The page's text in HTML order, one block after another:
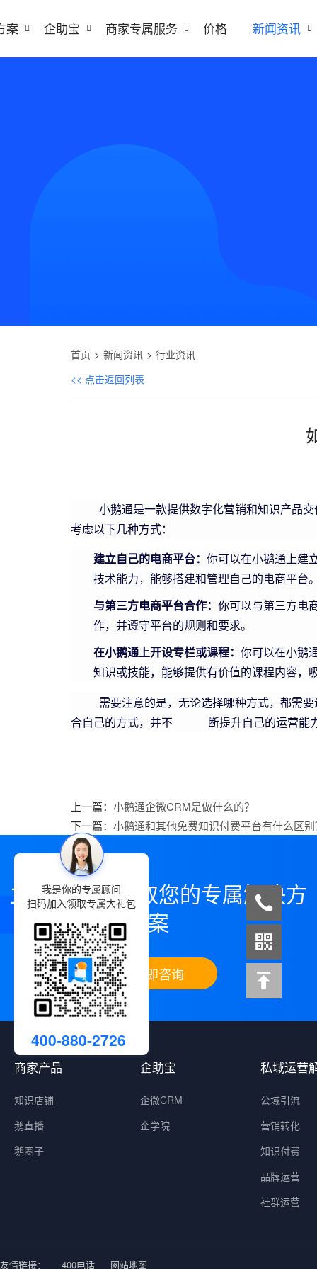
案 企助宝 商家专属服务 价格 新闻资讯
首页 新闻资讯
行业资讯
<< 点击返回列表
小鹅通是一款提供数字化营销和知识产品交
考虑以下几种方式：
建立自己的电商平台： 你可以在小鹅通上建
技术能力，能够搭建和管理自己的电商平台
与第三方电商平台合作： 你可以与第三方电
作，并遵守平台的规则和要求。
在小鹅通上开设专栏或课程： 你可以在小鹅
知识或技能，能够提供有价值的课程内容，
需要注意的是，无论选择哪种方式，都需要
合自己的方式，并不 断提升自己的运营能力
上一篇： 小鹅通企微CRM是做什么的？
下一篇： 小鹅通和其他免费知识付费平台有什么区
立即咨询，领取您的专属解决方
案
立即咨询
商家产品
知识店铺
鹅直播
鹅圈子
企助宝
企微CRM
企学院
私域运营
公域引流
营销转化
知识付费
品牌运营
社群运营
友情链接： 400电话 网站地图
我是你的专属顾问
扫码加入领取专属大礼包
400-880-2726